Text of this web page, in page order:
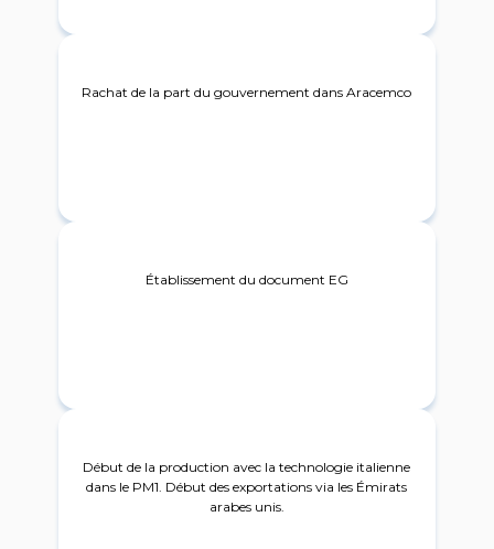
Rachat de la part du gouvernement dans Aracemco
Établissement du document EG
Début de la production avec la technologie italienne
dans le PM1. Début des exportations via les Émirats
arabes unis.